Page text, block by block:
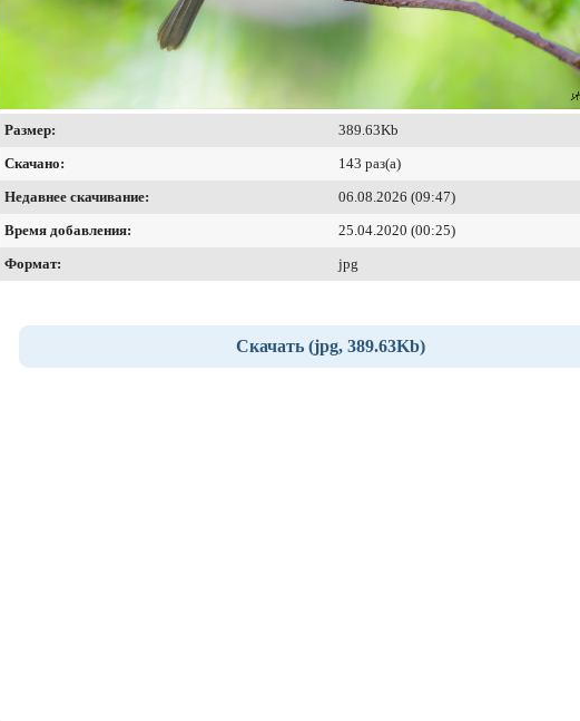
Размер:
389.63Kb
Скачано:
143 раз(а)
Недавнее скачивание:
06.08.2026 (09:47)
Время добавления:
25.04.2020 (00:25)
Формат:
jpg
Скачать (jpg, 389.63Kb)